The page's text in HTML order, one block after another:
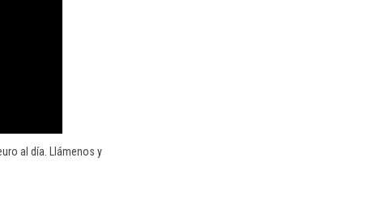
al día. Llámenos y